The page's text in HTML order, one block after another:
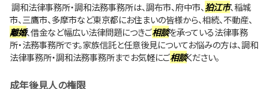
調和法律事務所・調和法務事務所は、調布市、府中市、狛江市、稲城
市、三鷹市、多摩市など東京都にお住まいの皆様から、相続、不動産、
離婚、借金など幅広い法律問題につきご相談を承っている法律事務
所・法務事務所です。家族信託と任意後見についてお悩みの方は、調和
法律事務所・調和法務事務所までお気軽にご相談ください。
成年後見人の権限